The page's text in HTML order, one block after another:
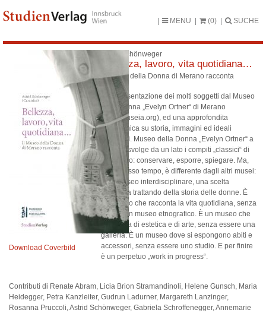
MENU (0) SUCHE
Download Coverbild
Astrid Schönweger
Bellezza, lavoro, vita quotidiana…
Il Museo della Donna di Merano racconta
Una presentazione dei molti soggetti dal Museo
della Donna „Evelyn Ortner“ di Merano
(www.museia.org), ed una approfondita
panoramica su storia, immagini ed ideali
femminili. Museo della Donna „Evelyn Ortner“ a
Merano svolge da un lato i compiti „classici“ di
un museo: conservare, esporre, spiegare. Ma,
nello stesso tempo, è differente dagli altri musei:
è un museo interdisciplinare, una scelta
obbligata trattando della storia delle donne. È
un museo che racconta la vita quotidiana, senza
essere un museo etnografico. È un museo che
si occupa di estetica e di arte, senza essere una
galleria. È un museo dove si espongono abiti e
accessori, senza essere uno studio. E per finire
è un perpetuo „work in progress“.
Contributi di Renate Abram, Licia Brion Stramandinoli, Helene Gunsch, Maria
Heidegger, Petra Kanzleiter, Gudrun Ladurner, Margareth Lanzinger,
Rosanna Pruccoli, Astrid Schönweger, Gabriela Schroffenegger, Annemarie